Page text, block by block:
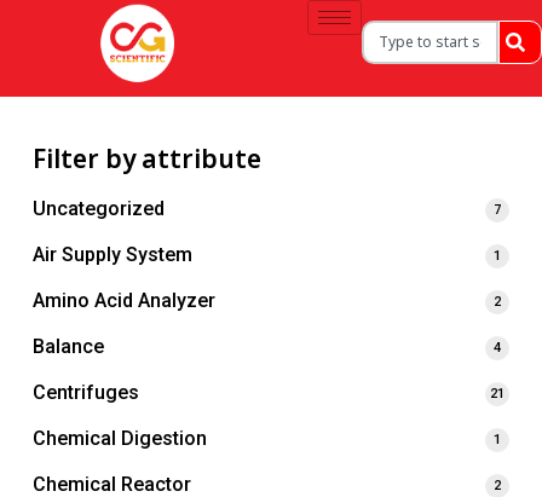
Filter by attribute
Uncategorized 7
Air Supply System 1
Amino Acid Analyzer 2
Balance 4
Centrifuges 21
Chemical Digestion 1
Chemical Reactor 2